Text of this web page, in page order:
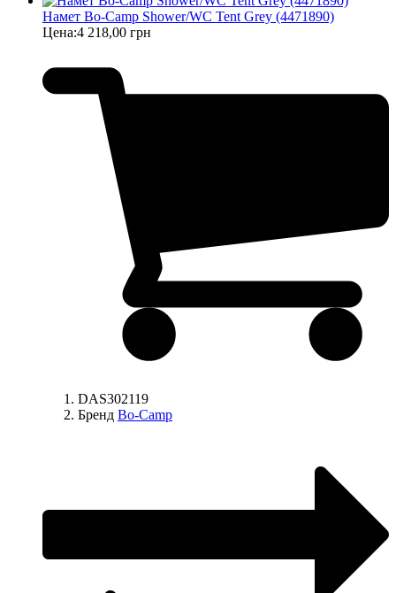
Намет Bo-Camp Shower/WC Tent Grey (4471890)
Цена:4 218,00 грн
DAS302119
Бренд Bo-Camp